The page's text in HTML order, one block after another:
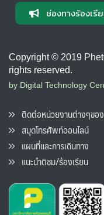
ช่องทางร้องเรี
Copyright © 2019
rights reserved.
by Digital Technology
ติดต่อหน่วยงานต่างๆขอ
สมุดโทรศัพท์ออนไลน์
แผนที่และการเดินทาง
แนะนำติชม/ร้องเรียน